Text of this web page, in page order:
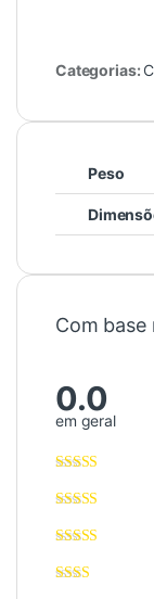
Categorias:
Peso
Com
0.0
em geral